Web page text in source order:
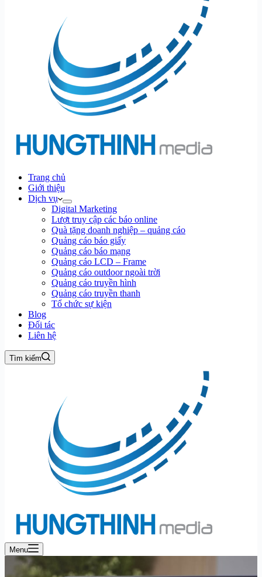
Trang chủ
Giới thiệu
Dịch vụ
Digital Marketing
Lượt truy cập các báo online
Quà tặng doanh nghiệp – quảng cáo
Quảng cáo báo giấy
Quảng cáo báo mạng
Quảng cáo LCD – Frame
Quảng cáo outdoor ngoài trời
Quảng cáo truyền hình
Quảng cáo truyền thanh
Tổ chức sự kiện
Blog
Đối tác
Liên hệ
Tìm kiếm
Menu